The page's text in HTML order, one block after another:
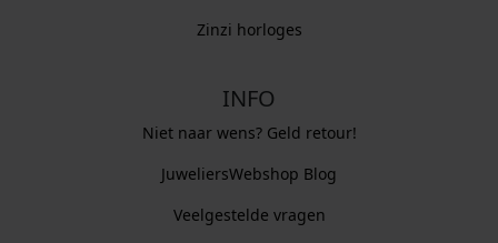
Zinzi horloges
INFO
Niet naar wens? Geld retour!
JuweliersWebshop Blog
Veelgestelde vragen